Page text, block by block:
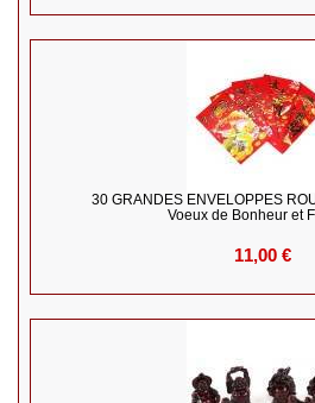
30 GRANDES ENVELOPPES
Voeux de Bonheur et
11,00 €